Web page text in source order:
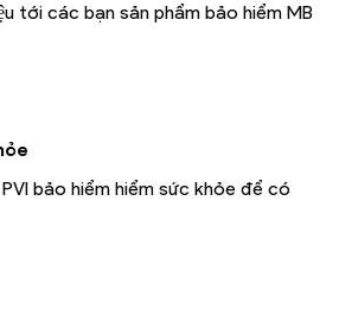
tới các bạn sản phẩm bảo hiểm MB
bảo hiểm hiểm sức khỏe để có